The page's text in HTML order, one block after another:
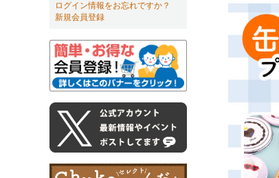
ログイン情報をお忘れですか？
新規会員登録